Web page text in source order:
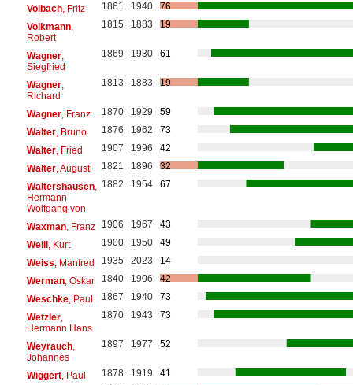
Volbach, Fritz 1861 1940
76
Volkmann,
Robert
1815 1883 19
Wagner,
Siegfried
1869 1930 61
Wagner,
Richard
1813 1883 19
Wagner, Franz 1870 1929
59
Walter, Bruno 1876 1962
73
Walter, Fried 1907 1996
42
Walter, August 1821 1896
32
Waltershausen,
Hermann
Wolfgang von
1882 1954 67
Waxman, Franz 1906 1967
43
Weill, Kurt 1900 1950
49
Weiss, Manfred 1935 2023
14
Werman, Oskar 1840 1906
42
Weschke, Paul 1867 1940
73
Wetzler,
Hermann Hans
1870 1943 73
Weyrauch,
Johannes
1897 1977 52
Wiggert, Paul 1878 1919
41